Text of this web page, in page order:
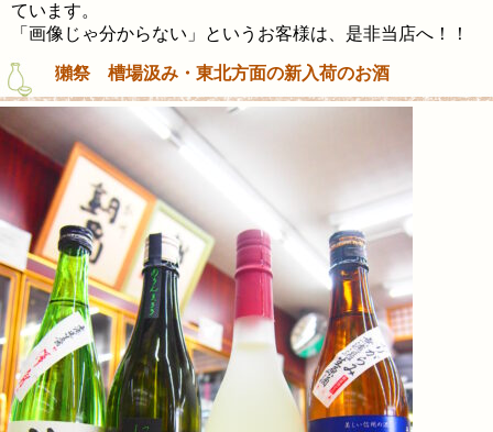
ています。
「画像じゃ分からない」というお客様は、是非当店へ！！
獺祭 槽場汲み・東北方面の新入荷のお酒